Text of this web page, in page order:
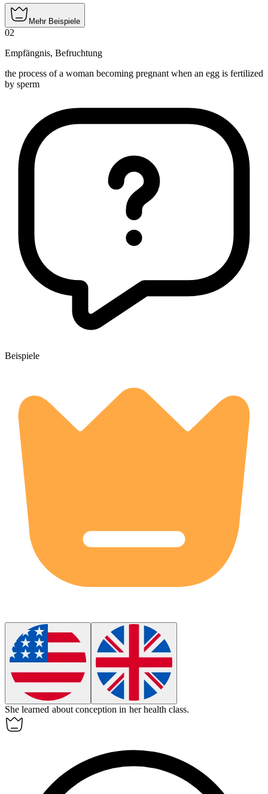
Mehr Beispiele
02
Empfängnis, Befruchtung
the process of a woman becoming pregnant when an egg is fertilized
by sperm
Beispiele
She learned about conception in her health class.